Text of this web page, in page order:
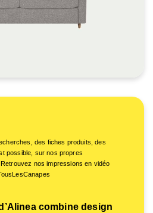
des fiches produits, des
possible, sur nos propres
nos impressions en vidéo
combine design